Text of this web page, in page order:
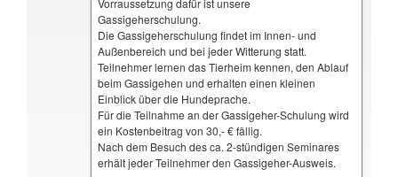
Vorraussetzung dafür ist unsere
Gassigeherschulung.
Die Gassigeherschulung findet im Innen- und
Außenbereich und bei jeder Witterung statt.
Teilnehmer lernen das Tierheim kennen, den Ablauf
beim Gassigehen und erhalten einen kleinen
Einblick über die Hundeprache.
Für die Teilnahme an der Gassigeher-Schulung wird
ein Kostenbeitrag von 30,- € fällig.
Nach dem Besuch des ca. 2-stündigen Seminares
erhält jeder Teilnehmer den Gassigeher-Ausweis.